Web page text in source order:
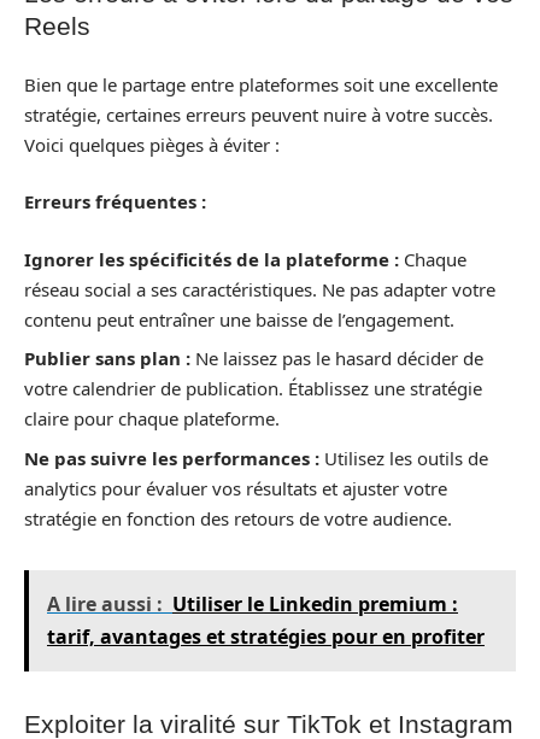
Reels
Bien que le partage entre plateformes soit une excellente
stratégie, certaines erreurs peuvent nuire à votre succès.
Voici quelques pièges à éviter :
Erreurs fréquentes :
Ignorer les spécificités de la plateforme : Chaque
réseau social a ses caractéristiques. Ne pas adapter votre
contenu peut entraîner une baisse de l’engagement.
Publier sans plan : Ne laissez pas le hasard décider de
votre calendrier de publication. Établissez une stratégie
claire pour chaque plateforme.
Ne pas suivre les performances : Utilisez les outils de
analytics pour évaluer vos résultats et ajuster votre
stratégie en fonction des retours de votre audience.
A lire aussi : Utiliser le Linkedin premium :
tarif, avantages et stratégies pour en profiter
Exploiter la viralité sur TikTok et Instagram